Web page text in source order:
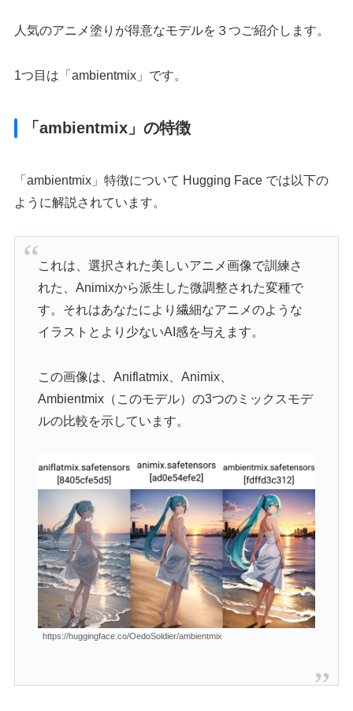
人気のアニメ塗りが得意なモデルを３つご紹介します。
1つ目は「ambientmix」です。
「ambientmix」の特徴
「ambientmix」特徴について Hugging Face では以下の
ように解説されています。
これは、選択された美しいアニメ画像で訓練さ
れた、Animixから派生した微調整された変種で
す。それはあなたにより繊細なアニメのような
イラストとより少ないAI感を与えます。
この画像は、Aniflatmix、Animix、
Ambientmix（このモデル）の3つのミックスモデ
ルの比較を示しています。
https://huggingface.co/OedoSoldier/ambientmix